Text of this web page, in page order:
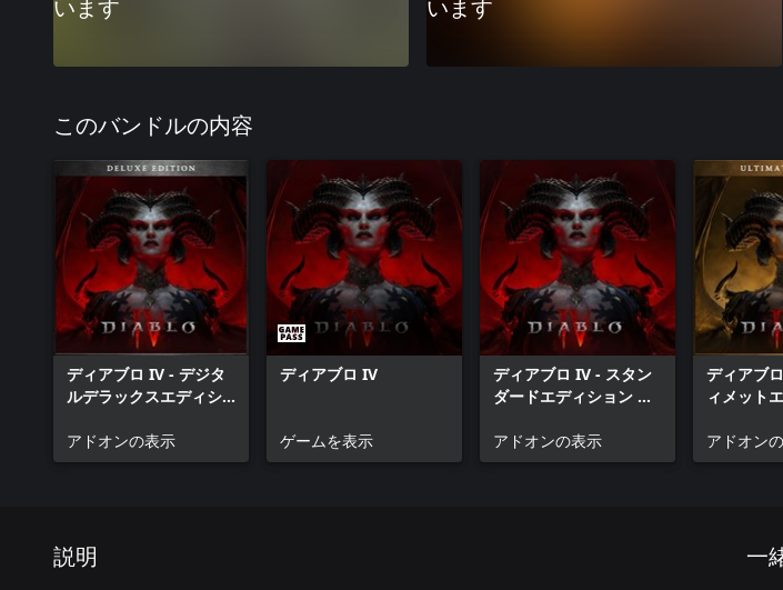
います
います
このバンドルの内容
ディアブロ IV - デジタ
ルデラックスエディシ
アドオンの表示
ディアブロ IV
ゲームを表示
ディアブロ IV - スタン
ダードエディション コ
アドオンの表示
ディアブ
ィメット
アドオン
説明 一